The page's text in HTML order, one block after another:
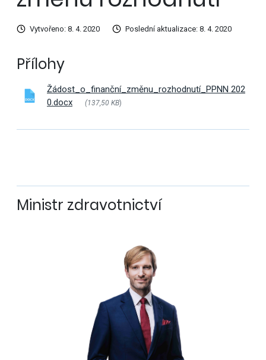
Vytvořeno: 8. 4. 2020 Poslední aktualizace: 8. 4. 2020
Přílohy
Žádost_o_finanční_změnu_rozhodnutí_PPNN 202
0.docx
(137,50 KB)
Ministr zdravotnictví